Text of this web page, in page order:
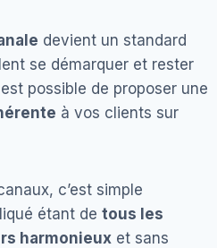
devient un standard
se démarquer et rester
possible de proposer une
à vos clients sur
c’est simple
étant de tous les
harmonieux et sans